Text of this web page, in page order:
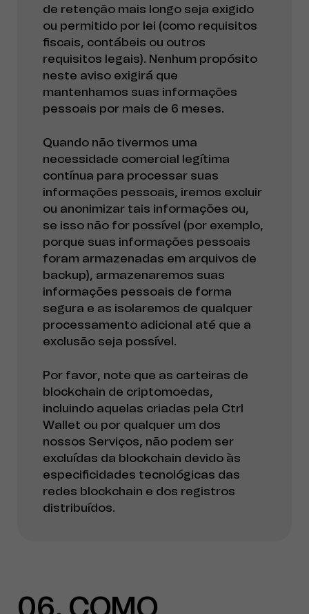
de retenção mais longo seja exigido
ou permitido por lei (como requisitos
fiscais, contábeis ou outros
requisitos legais). Nenhum propósito
neste aviso exigirá que
mantenhamos suas informações
pessoais por mais de 6 meses.
Quando não tivermos uma
necessidade comercial legítima
contínua para processar suas
informações pessoais, iremos excluir
ou anonimizar tais informações ou,
se isso não for possível (por exemplo,
porque suas informações pessoais
foram armazenadas em arquivos de
backup), armazenaremos suas
informações pessoais de forma
segura e as isolaremos de qualquer
processamento adicional até que a
exclusão seja possível.
Por favor, note que as carteiras de
blockchain de criptomoedas,
incluindo aquelas criadas pela Ctrl
Wallet ou por qualquer um dos
nossos Serviços, não podem ser
excluídas da blockchain devido às
especificidades tecnológicas das
redes blockchain e dos registros
distribuídos.